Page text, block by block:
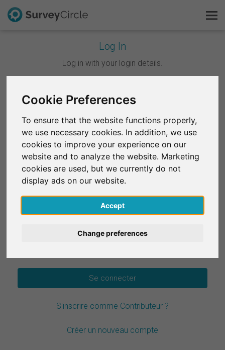
Cookie Preferences
To ensure that the website functions properly,
we use necessary cookies. In addition, we use
cookies to improve your experience on our
website and to analyze the website. Marketing
cookies are used, but we currently do not
display ads on our website.
Accept
Change preferences
Log In
Log in with your login details.
Continuer avec Google
Continuer avec Facebook
OU
E-mail*
Mot de passe*
S'inscrire comme Contributeur ?
Créer un nouveau compte
C'est SurveyCircle
FAQ
S'inscrire gratuitement
S'inscrire
English
Deutsch
Español
Italiano